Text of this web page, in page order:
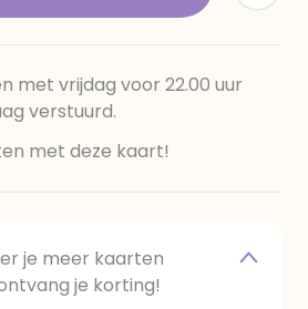
met vrijdag voor 22.00 uur
verstuurd.
met deze kaart!
je meer kaarten
je korting!